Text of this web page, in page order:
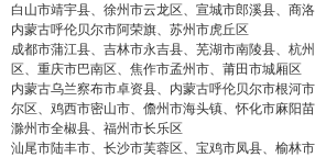
白山市靖宇县、徐州市云龙区、宣城市郎溪县、商
内蒙古呼伦贝尔市阿荣旗、苏州市虎丘区
成都市蒲江县、吉林市永吉县、芜湖市南陵县、杭
区、重庆市巴南区、焦作市孟州市、莆田市城厢区
内蒙古乌兰察布市卓资县、内蒙古呼伦贝尔市根河
尔区、鸡西市密山市、儋州市海头镇、怀化市麻阳
滁州市全椒县、福州市长乐区
汕尾市陆丰市、长沙市芙蓉区、宝鸡市凤县、榆林